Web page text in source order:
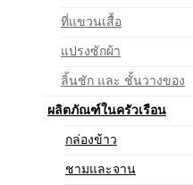
ที่แขวนเสื้อ
แปรงซักผ้า
ลิ้นชัก และ ชั้นวางของ
ผลิตภัณฑ์ในครัวเรือน
กล่องข้าว
ชามและจาน